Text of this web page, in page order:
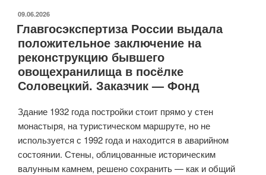
ход
работ
на
Соловках»
ОПУБЛИКОВАНО
09.06.2026
Главгосэкспертиза России выдала
положительное заключение на
реконструкцию бывшего
овощехранилища в посёлке
Соловецкий. Заказчик — Фонд
Здание 1932 года постройки стоит прямо у стен
монастыря, на туристическом маршруте, но не
используется с 1992 года и находится в аварийном
состоянии. Стены, облицованные историческим
валунным камнем, решено сохранить — как и общий